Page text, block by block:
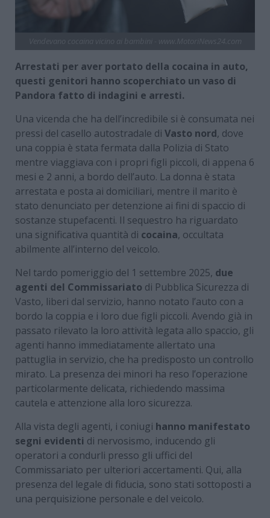
Arrestati per aver portato della cocaina in auto,
questi genitori hanno scoperchiato un vaso di
Pandora fatto di indagini e arresti.
Una vicenda che ha dell’incredibile si è consumata nei
pressi del casello autostradale di Vasto nord, dove
una coppia è stata fermata dalla Polizia di Stato
mentre viaggiava con i propri figli piccoli, di appena 6
mesi e 2 anni, a bordo dell’auto. La donna è stata
arrestata e posta ai domiciliari, mentre il marito è
stato denunciato per detenzione ai fini di spaccio di
sostanze stupefacenti. Il sequestro ha riguardato
una significativa quantità di cocaina, occultata
abilmente all’interno del veicolo.
Nel tardo pomeriggio del 1 settembre 2025, due
agenti del Commissariato di Pubblica Sicurezza di
Vasto, liberi dal servizio, hanno notato l’auto con a
bordo la coppia e i loro due figli piccoli. Avendo già in
passato rilevato la loro attività legata allo spaccio, gli
agenti hanno immediatamente allertato una
pattuglia in servizio, che ha predisposto un controllo
mirato. La presenza dei minori ha reso l’operazione
particolarmente delicata, richiedendo massima
cautela e attenzione alla loro sicurezza.
Alla vista degli agenti, i coniugi hanno manifestato
segni evidenti di nervosismo, inducendo gli
operatori a condurli presso gli uffici del
Commissariato per ulteriori accertamenti. Qui, alla
presenza del legale di fiducia, sono stati sottoposti a
una perquisizione personale e del veicolo.